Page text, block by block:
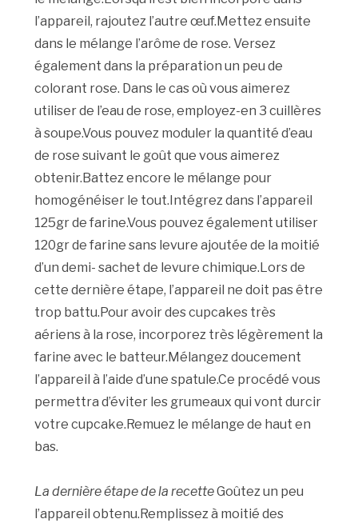
l’appareil, rajoutez l’autre œuf.Mettez ensuite
dans le mélange l’arôme de rose. Versez
également dans la préparation un peu de
colorant rose. Dans le cas où vous aimerez
utiliser de l’eau de rose, employez-en 3 cuillères
à soupe.Vous pouvez moduler la quantité d’eau
de rose suivant le goût que vous aimerez
obtenir.Battez encore le mélange pour
homogénéiser le tout.Intégrez dans l’appareil
125gr de farine.Vous pouvez également utiliser
120gr de farine sans levure ajoutée de la moitié
d’un demi- sachet de levure chimique.Lors de
cette dernière étape, l’appareil ne doit pas être
trop battu.Pour avoir des cupcakes très
aériens à la rose, incorporez très légèrement la
farine avec le batteur.Mélangez doucement
l’appareil à l’aide d’une spatule.Ce procédé vous
permettra d’éviter les grumeaux qui vont durcir
votre cupcake.Remuez le mélange de haut en
bas.
La dernière étape de la recetteGoûtez un peu
l’appareil obtenu.Remplissez à moitié des